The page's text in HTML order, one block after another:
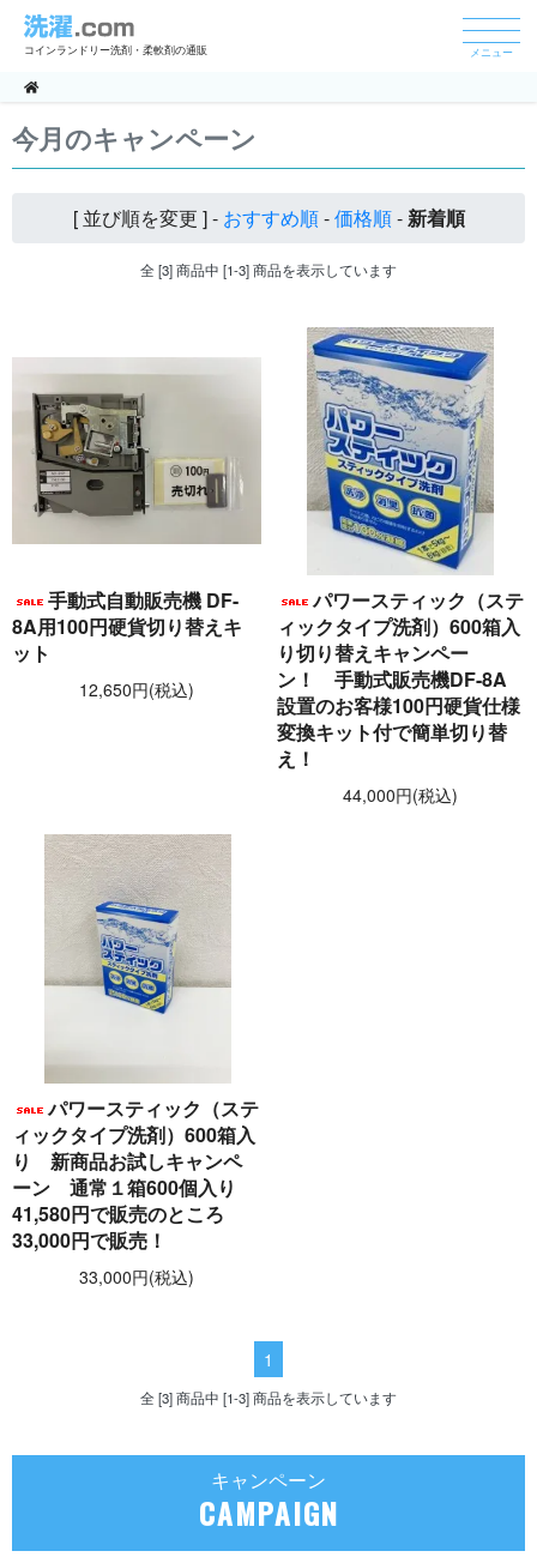
コインランドリー洗剤・柔軟剤の通販 メニュー
今月のキャンペーン
[ 並び順を変更 ] - おすすめ順-価格順-新着順
全 [3] 商品中 [1-3] 商品を表示しています
手動式自動販売機 DF-
8A用100円硬貨切り替えキ
ット
12,650円(税込)
パワースティック（ステ
ィックタイプ洗剤）600箱入
り切り替えキャンペー
ン！ 手動式販売機DF-8A
設置のお客様100円硬貨仕様
変換キット付で簡単切り替
え！
44,000円(税込)
パワースティック（ステ
ィックタイプ洗剤）600箱入
り 新商品お試しキャンペ
ーン 通常１箱600個入り
41,580円で販売のところ
33,000円で販売！
33,000円(税込)
1
全 [3] 商品中 [1-3] 商品を表示しています
キャンペーン
CAMPAIGN